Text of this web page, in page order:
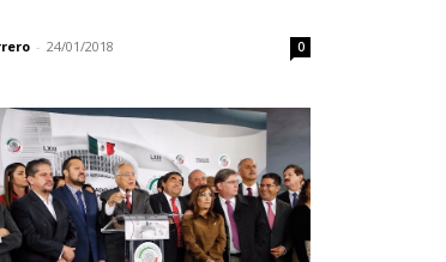
- 24/01/2018 0